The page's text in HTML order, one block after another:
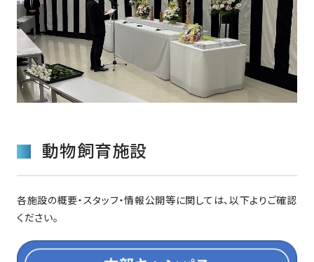
動物飼育施設
各施設の概要・スタッフ・情報公開等に関しては、以下よりご確認
ください。